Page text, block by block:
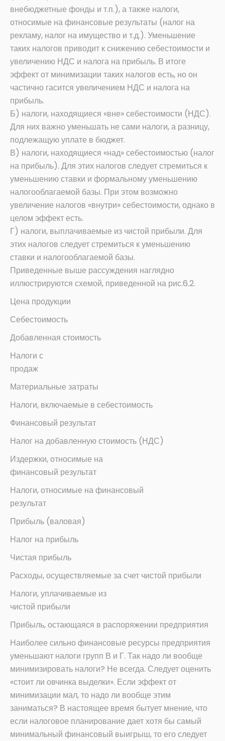
внебюджетные фонды и т.п.), а также налоги,
относимые на финансовые результаты (налог на
рекламу, налог на имущество и т.д.). Уменьшение
таких налогов приводит к снижению себестоимости и
увеличению НДС и налога на прибыль. В итоге
эффект от минимизации таких налогов есть, но он
частично гасится увеличением НДС и налога на
прибыль.
Б) налоги, находящиеся «вне» себестоимости (НДС).
Для них важно уменьшать не сами налоги, а разницу,
подлежащую уплате в бюджет.
В) налоги, находящиеся «над» себестоимостью (налог
на прибыль). Для этих налогов следует стремиться к
уменьшению ставки и формальному уменьшению
налогооблагаемой базы. При этом возможно
увеличение налогов «внутри» себестоимости, однако в
целом эффект есть.
Г) налоги, выплачиваемые из чистой прибыли. Для
этих налогов следует стремиться к уменьшению
ставки и налогооблагаемой базы.
Приведенные выше рассуждения наглядно
иллюстрируются схемой, приведенной на рис.6.2.
Цена продукции
Себестоимость
Добавленная стоимость
Налоги с
продаж
Материальные затраты
Налоги, включаемые в себестоимость
Финансовый результат
Налог на добавленную стоимость (НДС)
Издержки, относимые на
финансовый результат
Налоги, относимые на финансовый
результат
Прибыль (валовая)
Налог на прибыль
Чистая прибыль
Расходы, осуществляемые за счет чистой прибыли
Налоги, уплачиваемые из
чистой прибыли
Прибыль, остающаяся в распоряжении предприятия
Наиболее сильно финансовые ресурсы предприятия
уменьшают налоги групп В и Г. Так надо ли вообще
минимизировать налоги? Не всегда. Следует оценить
«стоит ли овчинка выделки». Если эффект от
минимизации мал, то надо ли вообще этим
заниматься? В настоящее время бытует мнение, что
если налоговое планирование дает хотя бы самый
минимальный финансовый выигрыш, то его следует